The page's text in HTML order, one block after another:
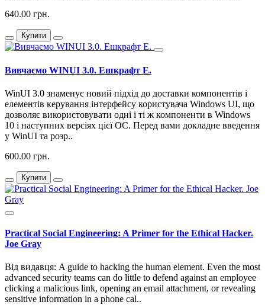
640.00 грн.
Купити
Вивчаємо WINUI 3.0. Ешкрафт Е.
WinUI 3.0 знаменує новий підхід до доставки компонентів і
елементів керування інтерфейсу користувача Windows UI, що
дозволяє використовувати одні і ті ж компоненти в Windows
10 і наступних версіях цієї ОС. Перед вами докладне введення
у WinUI та розр..
600.00 грн.
Купити
Practical Social Engineering: A Primer for the Ethical Hacker.
Joe Gray
Від видавця: A guide to hacking the human element. Even the most
advanced security teams can do little to defend against an employee
clicking a malicious link, opening an email attachment, or revealing
sensitive information in a phone cal..